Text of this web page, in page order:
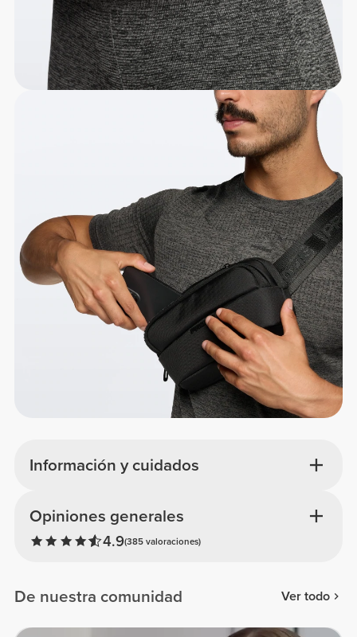
Información y cuidados
Opiniones generales
4.9(385 valoraciones)
De nuestra comunidad Ver todo